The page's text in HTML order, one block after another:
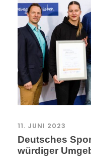
11. JUNI 2023
Deutsches
würdiger